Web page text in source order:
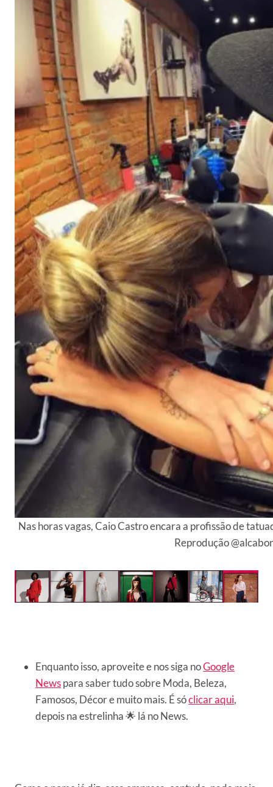
Nas horas vagas, Caio Castro encara a profissão de
Reprodução
Enquanto isso, aproveite e nos siga noGoogle
Newspara saber tudo sobre Moda, Beleza,
Famosos, Décor e muito mais. É sóclicar aqui,
depois na estrelinha 🌟 lá no News.